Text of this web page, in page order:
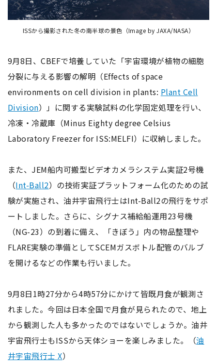
ISSから撮影された冬の南半球の景色（Image by JAXA/NASA）
9月8日、CBEFで培養していた「宇宙環境が植物の細胞
分裂に与える影響の解明（Effects of space
environments on cell division in plants: Plant Cell
Division）」に関する実験試料の化学固定処理を行い、
冷凍・冷蔵庫（Minus Eighty degree Celsius
Laboratory Freezer for ISS:MELFI）に収納しました。
また、JEM船内可搬型ビデオカメラシステム実証2号機
（Int-Ball2）の技術実証プラットフォーム化のための試
験が実施され、油井宇宙飛行士はInt-Ball2の飛行をサポ
ートしました。さらに、シグナス補給船運用23号機
（NG-23）の到着に備え、「きぼう」内の物品整理や
FLARE実験の準備としてSCEMガスボトル配管のバルブ
を開けるなどの作業も行いました。
9月8日1時27分から4時57分にかけて皆既月食が観測さ
れました。今回は日本全国で月食が見られたので、地上
から観測した人も多かったのではないでしょうか。油井
宇宙飛行士もISSから天体ショーを楽しみました。（油
井宇宙飛行士 X）